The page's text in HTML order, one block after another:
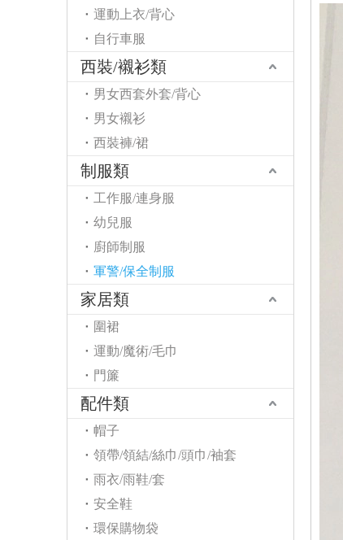
運動上衣/背心
自行車服
西裝/襯衫類
男女西套外套/背心
男女襯衫
西裝褲/裙
制服類
工作服/連身服
幼兒服
廚師制服
軍警/保全制服
家居類
圍裙
運動/魔術/毛巾
門簾
配件類
帽子
領帶/領結/絲巾/頭巾/袖套
雨衣/雨鞋/套
安全鞋
環保購物袋